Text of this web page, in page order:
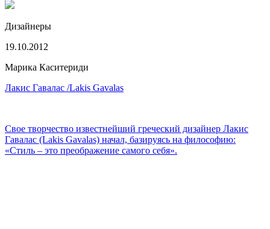
Дизайнеры
19.10.2012
Марика Каситериди
Лакис Гавалас /Lakis Gavalas
Свое творчество известнейший греческий дизайнер Лакис
Гавалас (Lakis Gavalas) начал, базируясь на философию:
«Стиль – это преображение самого себя».